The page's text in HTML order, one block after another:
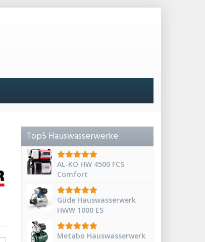
Top5 Hauswasserwerke
AL-KO HW 4500 FCS
Comfort
Güde Hauswasserwerk
HWW 1000 ES
Metabo Hauswasserwerk